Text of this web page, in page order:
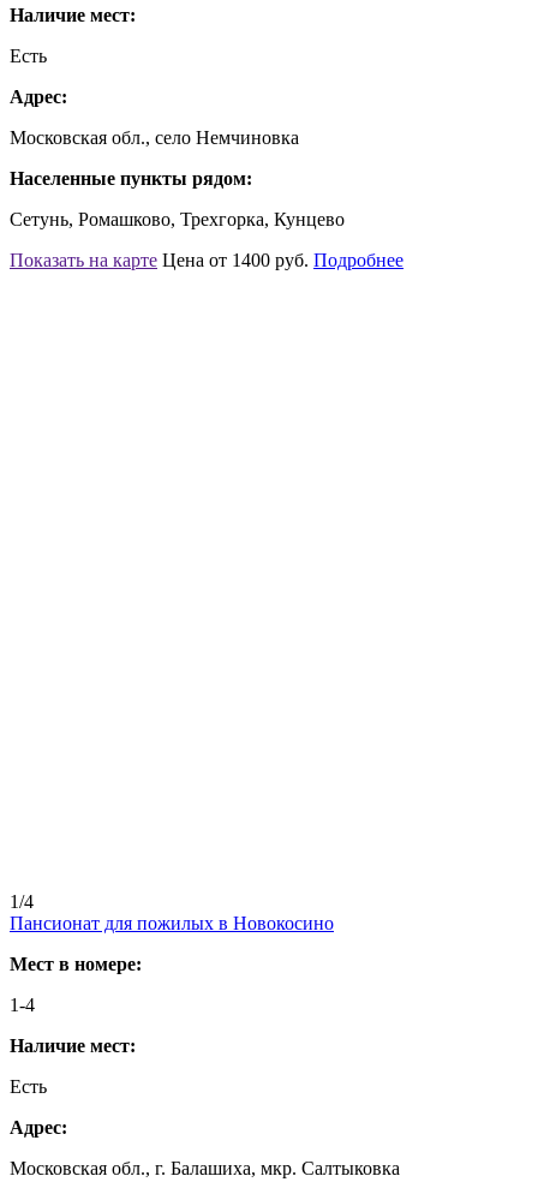
Наличие мест:
Есть
Адрес:
Московская обл., село Немчиновка
Населенные пункты рядом:
Сетунь, Ромашково, Трехгорка, Кунцево
Показать на карте Цена от 1400 руб. Подробнее
1/4
Пансионат для пожилых в Новокосино
Мест в номере:
1-4
Наличие мест:
Есть
Адрес:
Московская обл., г. Балашиха, мкр. Салтыковка